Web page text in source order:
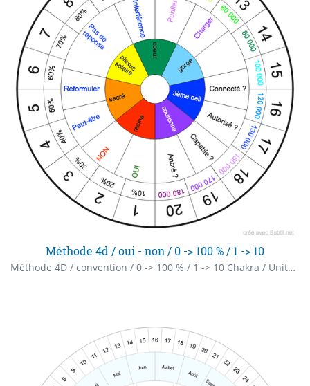
Méthode 4d / oui - non / 0 -> 100 % / 1 -> 10
Méthode 4D / convention / 0 -> 100 % / 1 -> 10 Chakra / Unités Bovis